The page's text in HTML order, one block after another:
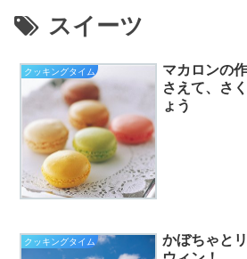
スイーツ
クッキングタイム
マカロンの
さえて、さ
ょう
クッキングタイム
かぼちゃと